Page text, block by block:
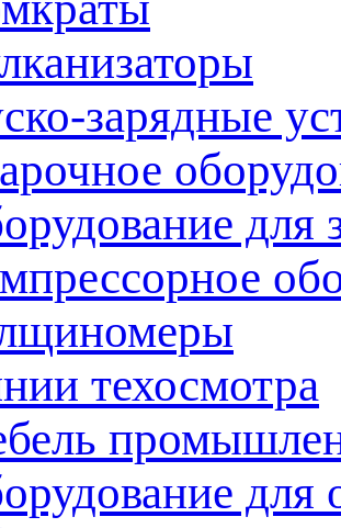
зарядные
для
техосмотра
для